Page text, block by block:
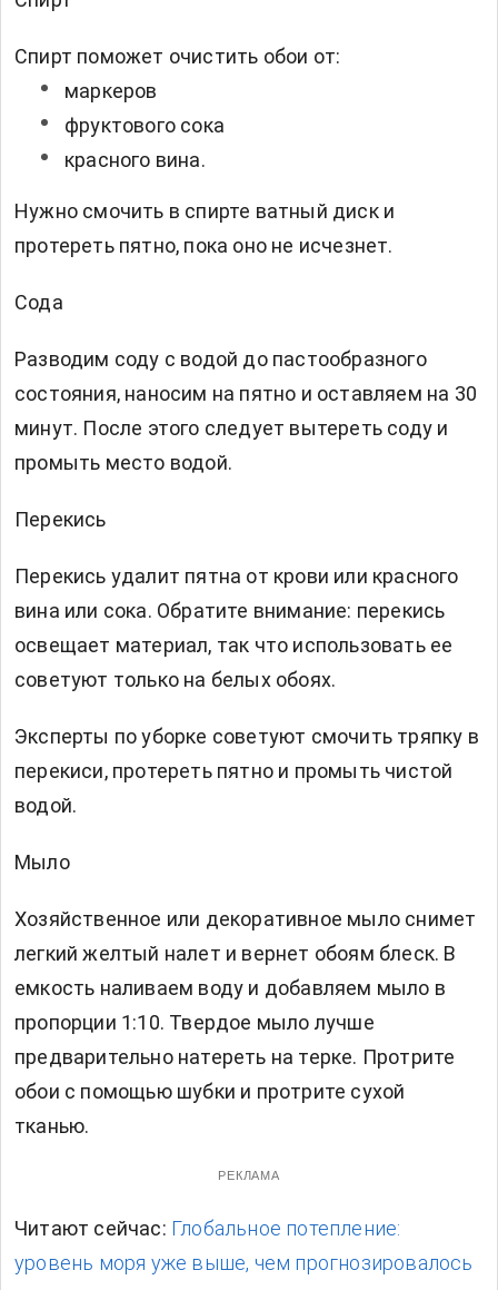
Спирт поможет очистить обои от:
маркеров
фруктового сока
красного вина.
Нужно смочить в спирте ватный диск и
протереть пятно, пока оно не исчезнет.
Сода
Разводим соду с водой до пастообразного
состояния, наносим на пятно и оставляем на 30
минут. После этого следует вытереть соду и
промыть место водой.
Перекись
Перекись удалит пятна от крови или красного
вина или сока. Обратите внимание: перекись
освещает материал, так что использовать ее
советуют только на белых обоях.
Эксперты по уборке советуют смочить тряпку в
перекиси, протереть пятно и промыть чистой
водой.
Мыло
Хозяйственное или декоративное мыло снимет
легкий желтый налет и вернет обоям блеск. В
емкость наливаем воду и добавляем мыло в
пропорции 1:10. Твердое мыло лучше
предварительно натереть на терке. Протрите
обои с помощью шубки и протрите сухой
тканью.
РЕКЛАМА
Читают сейчас: Глобальное потепление:
уровень моря уже выше, чем прогнозировалось